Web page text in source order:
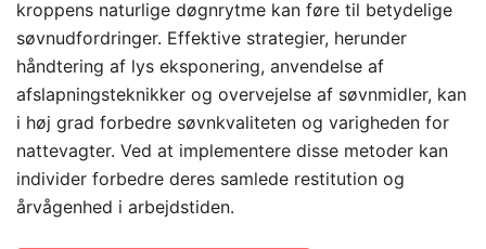
kroppens naturlige døgnrytme kan føre til betydelige
søvnudfordringer. Effektive strategier, herunder
håndtering af lys eksponering, anvendelse af
afslapningsteknikker og overvejelse af søvnmidler, kan
i høj grad forbedre søvnkvaliteten og varigheden for
nattevagter. Ved at implementere disse metoder kan
individer forbedre deres samlede restitution og
årvågenhed i arbejdstiden.